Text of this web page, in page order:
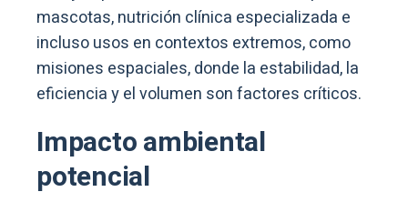
mascotas, nutrición clínica especializada e
incluso usos en contextos extremos, como
misiones espaciales, donde la estabilidad, la
eficiencia y el volumen son factores críticos.
Impacto ambiental
potencial